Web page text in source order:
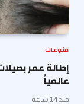
منوعات
إطالة عمر
عالمياً
منذ 14 ساعة